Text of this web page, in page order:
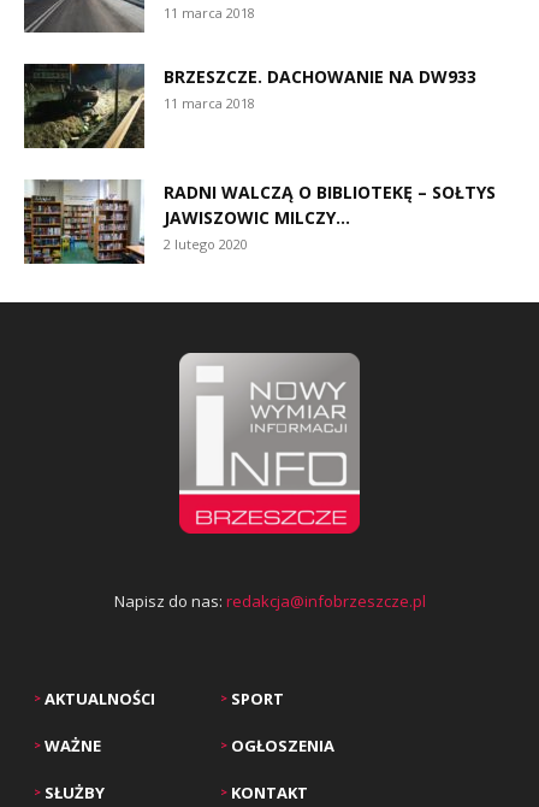
11 marca 2018
BRZESZCZE. DACHOWANIE NA DW933
11 marca 2018
RADNI WALCZĄ O BIBLIOTEKĘ – SOŁTYS
JAWISZOWIC MILCZY…
2 lutego 2020
Napisz do nas: redakcja@infobrzeszcze.pl
> AKTUALNOŚCI
> WAŻNE
> SŁUŻBY
> SPORT
> OGŁOSZENIA
> KONTAKT